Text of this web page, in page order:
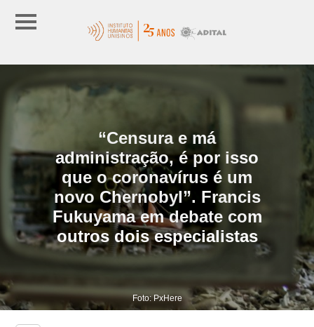
“Censura e má
administração, é por isso
que o coronavírus é um
novo Chernobyl”. Francis
Fukuyama em debate com
outros dois especialistas
Foto: PxHere